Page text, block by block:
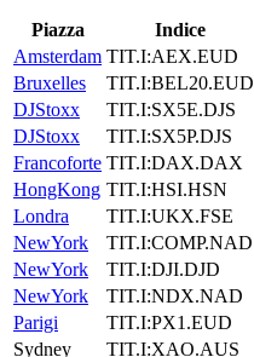
Piazza Indice
Amsterdam TIT.I:AEX.EUD
Bruxelles
TIT.I:BEL20.EUD
DJStoxx
TIT.I:SX5E.DJS
DJStoxx
TIT.I:SX5P.DJS
Francoforte TIT.I:DAX.DAX
HongKong TIT.I:HSI.HSN
Londra
TIT.I:UKX.FSE
NewYork
TIT.I:COMP.NAD
NewYork
TIT.I:DJI.DJD
NewYork
TIT.I:NDX.NAD
Parigi
TIT.I:PX1.EUD
Sydney
TIT.I:XAO.AUS